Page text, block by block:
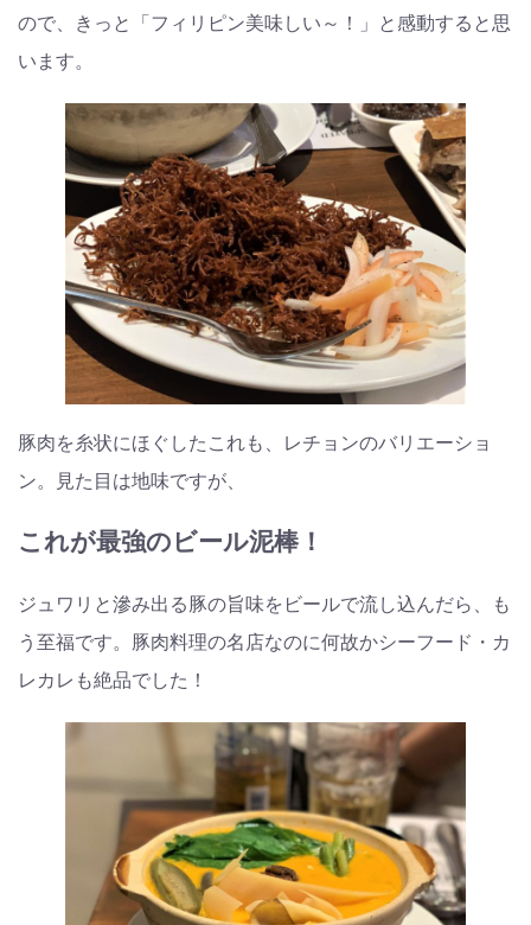
ので、きっと「フィリピン美味しい～！」と感動すると思
います。
豚肉を糸状にほぐしたこれも、レチョンのバリエーショ
ン。見た目は地味ですが、
これが最強のビール泥棒！
ジュワリと滲み出る豚の旨味をビールで流し込んだら、も
う至福です。豚肉料理の名店なのに何故かシーフード・カ
レカレも絶品でした！